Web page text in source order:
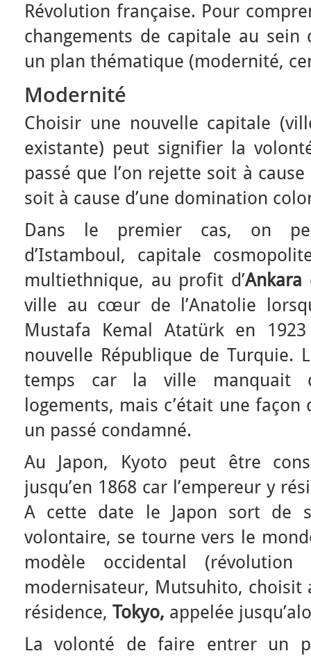
Révolution française. Pour
changements de capitale au sein
un plan thématique (modernité,
Modernité
Choisir une nouvelle capitale
existante) peut signifier la
passé que l’on rejette soit à
soit à cause d’une domination
Dans le premier cas, on
d’Istamboul, capitale
multiethnique, au profit d’Ankara
ville au cœur de l’Anatolie
Mustafa Kemal Atatürk en
nouvelle République de Turquie.
temps car la ville manquait
logements, mais c’était une
un passé condamné.
Au Japon, Kyoto peut être
jusqu’en 1868 car l’empereur y
A cette date le Japon sort de
volontaire, se tourne vers le
modèle occidental (révolution
modernisateur, Mutsuhito, choisit
résidence, Tokyo, appelée
La volonté de faire entrer un